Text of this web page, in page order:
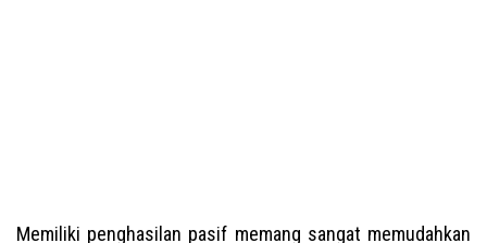
Memiliki penghasilan pasif memang sangat memudahkan